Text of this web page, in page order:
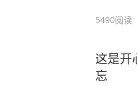
5490阅读
这是开
忘